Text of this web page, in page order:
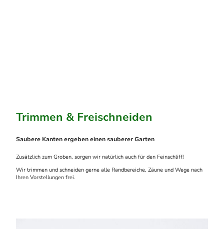
Trimmen & Freischneiden
Saubere Kanten ergeben einen sauberer Garten
Zusätzlich zum Groben, sorgen wir natürlich auch für den Feinschliff!
Wir trimmen und schneiden gerne alle Randbereiche, Zäune und Wege nach
Ihren Vorstellungen frei.